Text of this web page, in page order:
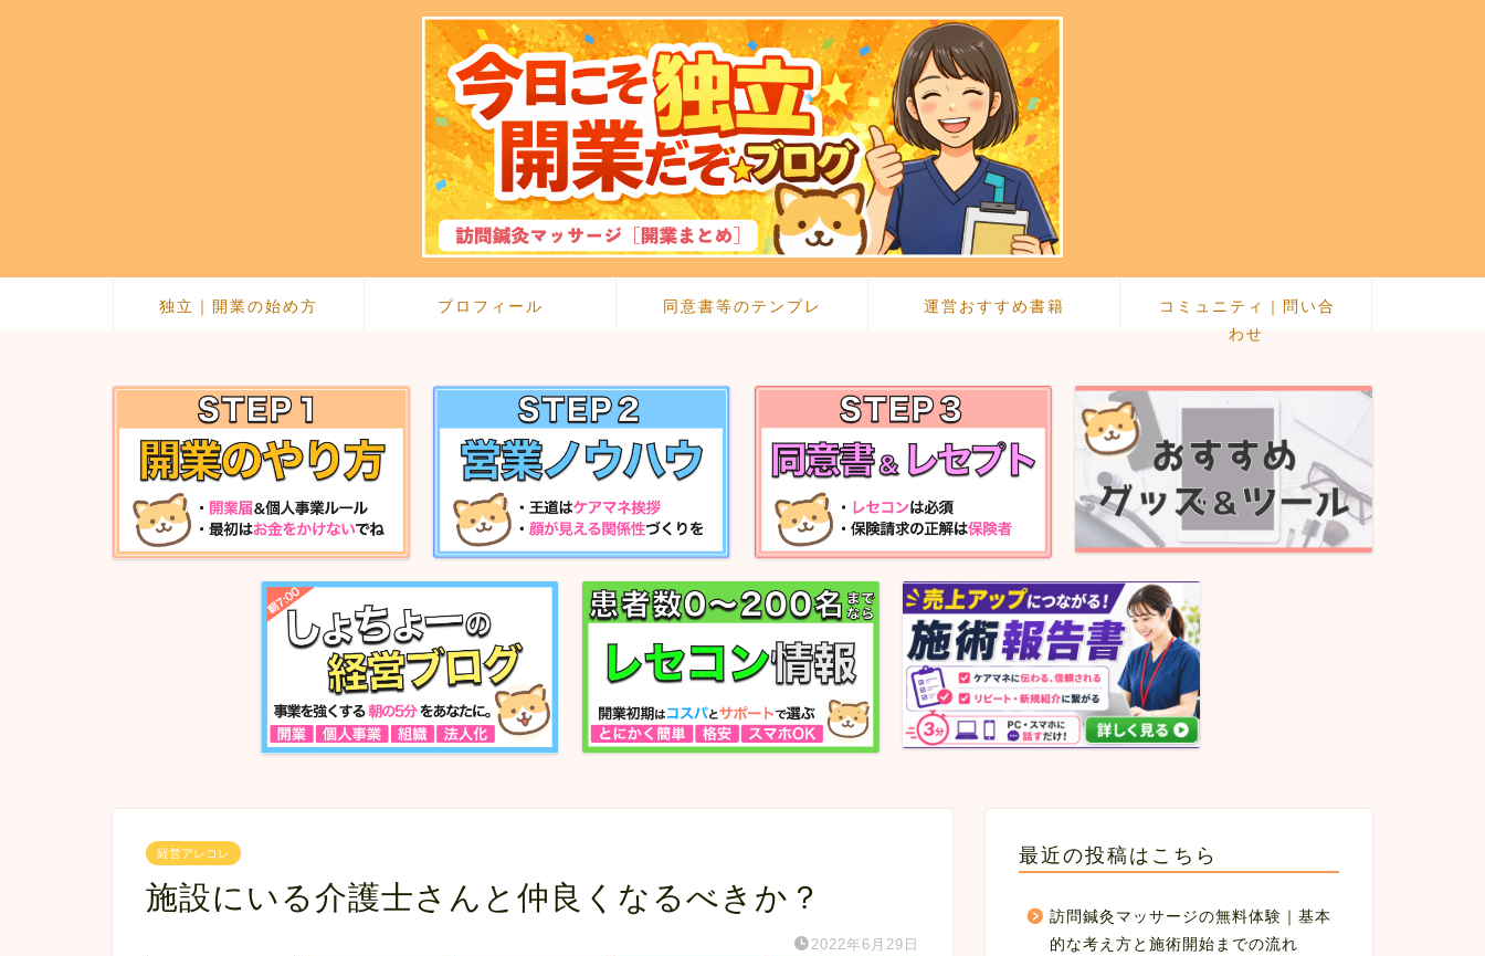
独立｜開業の始め方 プロフィール 同意書等のテンプレ 運営おすすめ書籍
コミュニティ｜問い合
わせ
経営アレコレ
施設にいる介護士さんと仲良くなるべきか？
2022年6月29日
最近の投稿はこちら
訪問鍼灸マッサージの無料体験｜基本
的な考え方と施術開始までの流れ